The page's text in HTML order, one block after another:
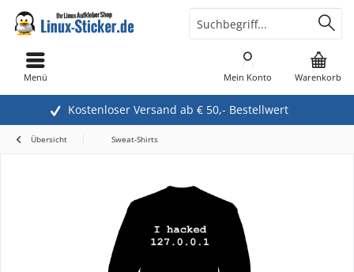
Kostenloser Versand ab € 50,- Bestellwert
Warenkorb
Mein Konto
Menü
Übersicht Sweat-Shirts